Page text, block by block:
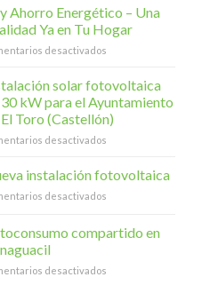
Gremi
Fallers
la
energía
verde:
331
en
Museu
Ahorro Energético – Una
Ya en Tu Hogar
desactivados
Energético
–
Ya
solar fotovoltaica
kW para el Ayuntamiento
Toro (Castellón)
desactivados
solar
kW
instalación fotovoltaica
desactivados
fotovoltaica
compartido en
desactivados